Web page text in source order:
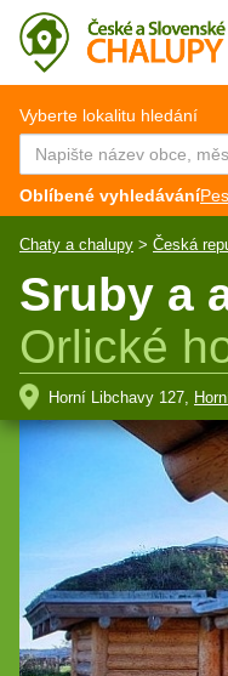
Vyberte lokalitu hledání
Oblíbené vyhledávání
Chaty a chalupy > Česká
Sruby a
Orlické
Horní Libchavy 127,